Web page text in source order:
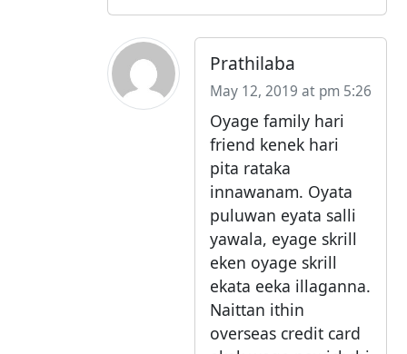
Prathilaba
May 12, 2019 at pm 5:26
Oyage family hari
friend kenek hari
pita rataka
innawanam. Oyata
puluwan eyata salli
yawala, eyage skrill
eken oyage skrill
ekata eeka illaganna.
Naittan ithin
overseas credit card